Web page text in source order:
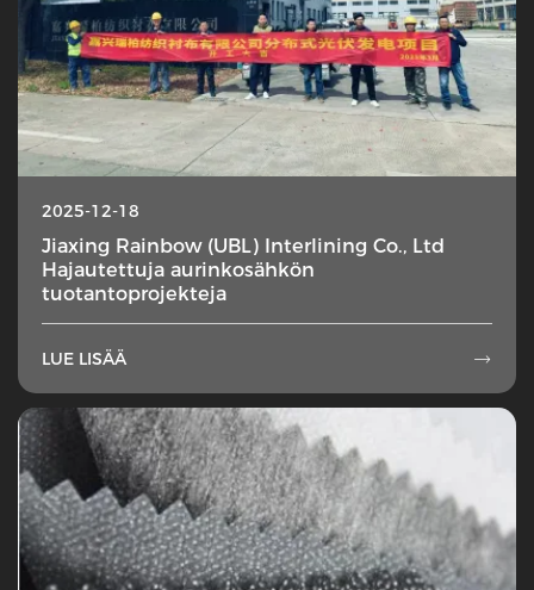
2025-12-18
Jiaxing Rainbow (UBL) Interlining Co., Ltd
Hajautettuja aurinkosähkön
tuotantoprojekteja
LUE LISÄÄ 